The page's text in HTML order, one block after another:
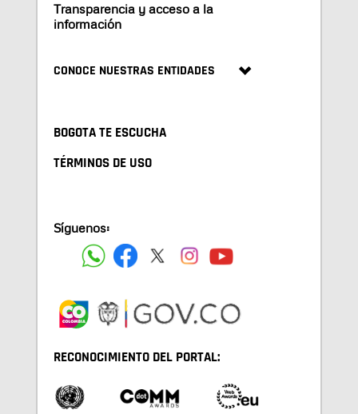
Transparencia y acceso a la
información
CONOCE NUESTRAS ENTIDADES
BOGOTA TE ESCUCHA
TÉRMINOS DE USO
Síguenos:
RECONOCIMIENTO DEL PORTAL: